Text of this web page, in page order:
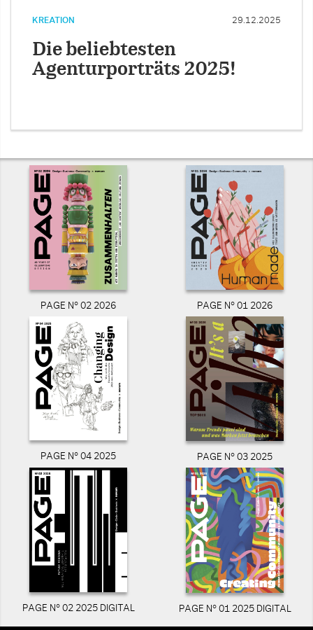
KREATION 29.12.2025
Die beliebtesten
Agenturporträts 2025!
PAGE N° 02 2026 PAGE N° 01 2026
PAGE N° 04 2025 PAGE N° 03 2025
PAGE N° 02 2025 DIGITAL PAGE N° 01 2025 DIGITAL